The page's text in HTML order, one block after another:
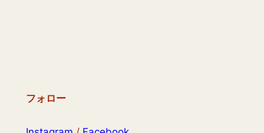
フォロー